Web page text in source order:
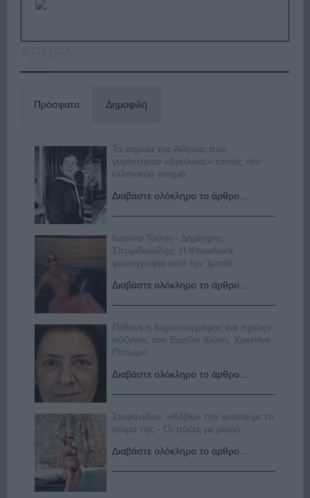
Πρόσφατα Δημοφιλή
Τα σημεία της Αθήνας που
γυρίστηκαν «θρυλικές» ταινίες του
ελληνικού σινεμά
Διαβάστε ολόκληρο το άρθρο...
Ιωάννα Τούνη - Δημήτρης
Σπυριδωνίδης: Η throwback
φωτογραφία από την Ίμπιζα
Διαβάστε ολόκληρο το άρθρο...
Πέθανε η δημοσιογράφος και πρώην
σύζυγος του Βασίλη Χιώτη, Χριστίνα
Πιτουρά
Διαβάστε ολόκληρο το άρθρο...
Στεφανίδου: «Κόβει» την ανάσα με το
σώμα της - Οι πόζες με μαγιό
Διαβάστε ολόκληρο το άρθρο...